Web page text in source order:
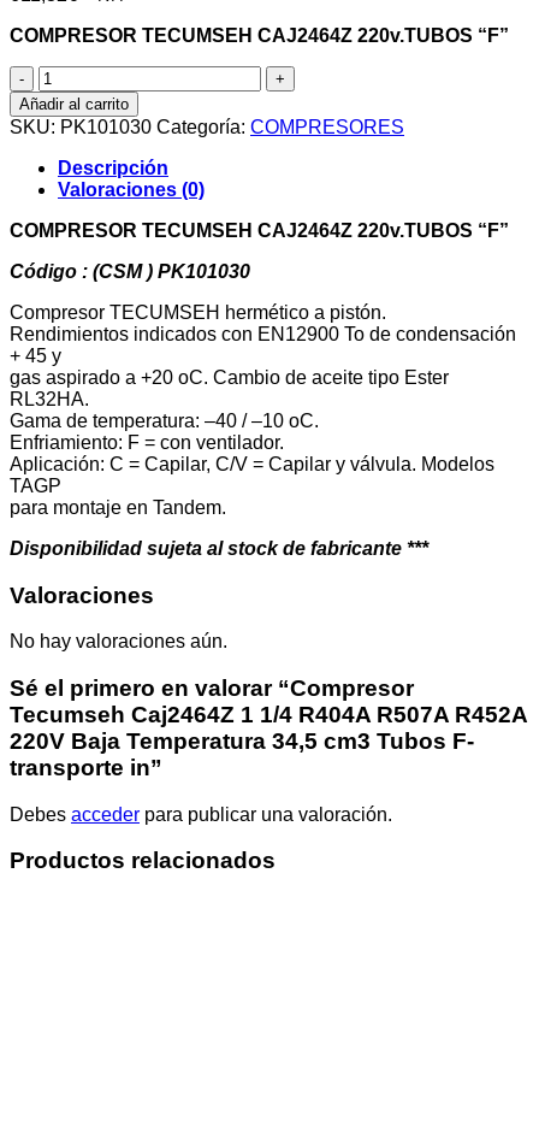
COMPRESOR TECUMSEH CAJ2464Z 220v.TUBOS “F”
Compresor
Tecumseh
Caj2464Z
1
1/4
R404A
R507A
R452A
Baja
34,5
cm3
Tubos
F-
transporte
in
cantidad
Añadir al carrito
SKU: PK101030 Categoría: COMPRESORES
Descripción
Valoraciones (0)
COMPRESOR TECUMSEH CAJ2464Z 220v.TUBOS “F”
Código : (CSM ) PK101030
Compresor TECUMSEH hermético a pistón.
Rendimientos indicados con EN12900 To de condensación
+ 45 y
gas aspirado a +20 oC. Cambio de aceite tipo Ester
RL32HA.
Gama de temperatura: –40 / –10 oC.
Enfriamiento: F = con ventilador.
Aplicación: C = Capilar, C/V = Capilar y válvula. Modelos
TAGP
para montaje en Tandem.
Disponibilidad sujeta al stock de fabricante ***
Valoraciones
No hay valoraciones aún.
Sé el primero en valorar “Compresor
Tecumseh Caj2464Z 1 1/4 R404A R507A R452A
220V Baja Temperatura 34,5 cm3 Tubos F-
transporte in”
Debes acceder para publicar una valoración.
Productos relacionados